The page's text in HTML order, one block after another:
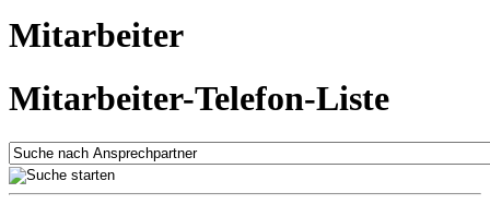
Mitarbeiter
Mitarbeiter-Telefon-Liste